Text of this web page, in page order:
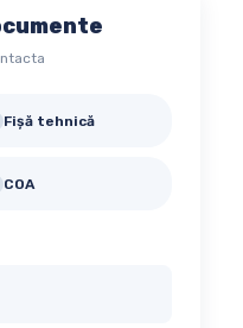
Fișă tehnică
COA